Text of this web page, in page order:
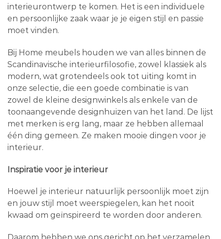
interieurontwerp te komen. Het is een individuele
en persoonlijke zaak waar je je eigen stijl en passie
moet vinden.
Bij Home meubels houden we van alles binnen de
Scandinavische interieurfilosofie, zowel klassiek als
modern, wat grotendeels ook tot uiting komt in
onze selectie, die een goede combinatie is van
zowel de kleine designwinkels als enkele van de
toonaangevende designhuizen van het land. De lijst
met merken is erg lang, maar ze hebben allemaal
één ding gemeen. Ze maken mooie dingen voor je
interieur.
Inspiratie voor je interieur
Hoewel je interieur natuurlijk persoonlijk moet zijn
en jouw stijl moet weerspiegelen, kan het nooit
kwaad om geïnspireerd te worden door anderen.